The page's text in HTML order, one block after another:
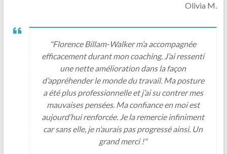
Olivia M.
"Florence Billam-Walker m’a accompagnée
efficacement durant mon coaching. J’ai ressenti
une nette amélioration dans la façon
d’appréhender le monde du travail. Ma posture
a été plus professionnelle et j’ai su contrer mes
mauvaises pensées. Ma confiance en moi est
aujourd’hui renforcée. Je la remercie infiniment
car sans elle, je n’aurais pas progressé ainsi. Un
grand merci !"